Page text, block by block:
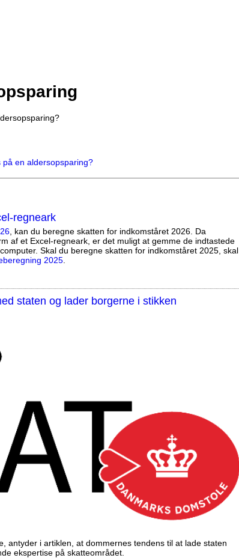
en aldersopsparing?
regneark
, kan du beregne skatten for indkomståret 2026. Da
af et Excel-regneark, er det muligt at gemme de indtastede
Skal du beregne skatten for indkomståret 2025, skal
2025.
staten og lader borgerne i stikken
antyder i artiklen, at dommernes tendens til at lade staten
ekspertise på skatteområdet.